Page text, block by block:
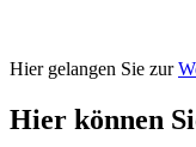
Hier gelangen Sie zur
Hier können